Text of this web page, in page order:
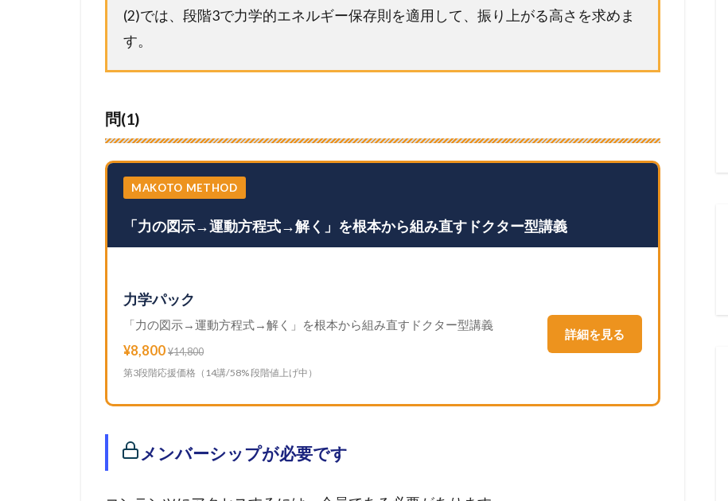
(2)では、段階3で力学的エネルギー保存則を適用して、振り上がる高さを求めま
す。
問(1)
MAKOTO METHOD
「力の図示→運動方程式→解く」を根本から組み直すドクター型講義
力学パック
「力の図示→運動方程式→解く」を根本から組み直すドクター型講義
¥8,800 ¥14,800
第3段階応援価格（14講/58% 段階値上げ中）
詳細を見る
メンバーシップが必要です